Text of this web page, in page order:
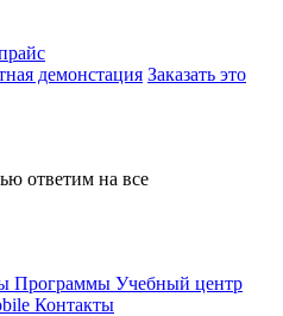
демонстация Заказать это
ответим на все
Программы Учебный центр
Контакты